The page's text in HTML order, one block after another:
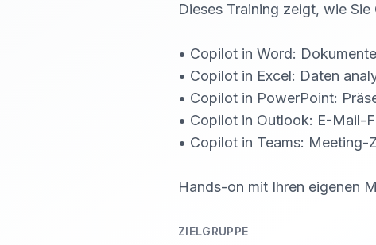
Dieses Training zeigt, wie
• Copilot in Word:
• Copilot in Excel: Daten
• Copilot in PowerPoint:
• Copilot in Outlook: E-Mail-
• Copilot in Teams: Meeting-
Hands-on mit Ihren eigenen
ZIELGRUPPE